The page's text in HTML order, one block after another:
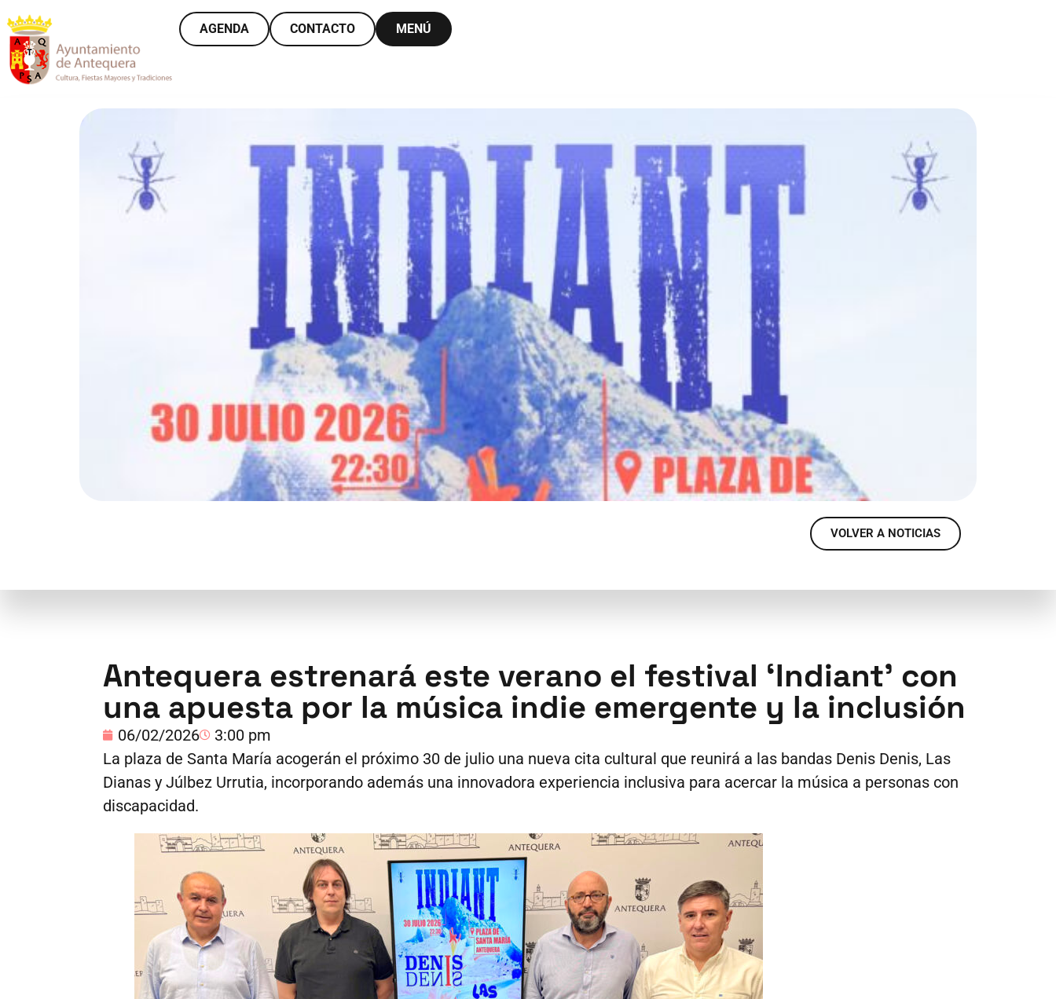
AGENDA CONTACTO MENÚ
VOLVER A NOTICIAS
Antequera estrenará este verano el festival ‘Indiant’ con
una apuesta por la música indie emergente y la inclusión
06/02/2026
3:00 pm
La plaza de Santa María acogerán el próximo 30 de julio una nueva cita cultural que reunirá a las bandas Denis Denis, Las
Dianas y Júlbez Urrutia, incorporando además una innovadora experiencia inclusiva para acercar la música a personas con
discapacidad.